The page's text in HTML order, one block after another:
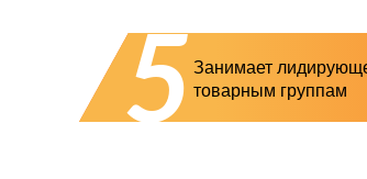
5 Занимает
товарным группам